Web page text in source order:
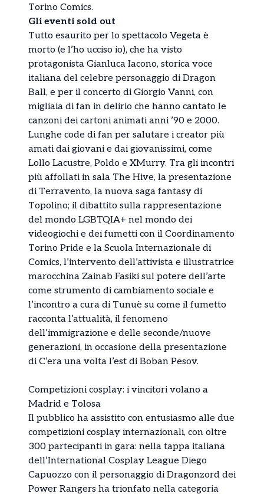
Torino Comics.
Gli eventi sold out
Tutto esaurito per lo spettacolo Vegeta è
morto (e l’ho ucciso io), che ha visto
protagonista Gianluca Iacono, storica voce
italiana del celebre personaggio di Dragon
Ball, e per il concerto di Giorgio Vanni, con
migliaia di fan in delirio che hanno cantato le
canzoni dei cartoni animati anni ’90 e 2000.
Lunghe code di fan per salutare i creator più
amati dai giovani e dai giovanissimi, come
Lollo Lacustre, Poldo e XMurry. Tra gli incontri
più affollati in sala The Hive, la presentazione
di Terravento, la nuova saga fantasy di
Topolino; il dibattito sulla rappresentazione
del mondo LGBTQIA+ nel mondo dei
videogiochi e dei fumetti con il Coordinamento
Torino Pride e la Scuola Internazionale di
Comics, l’intervento dell’attivista e illustratrice
marocchina Zainab Fasiki sul potere dell’arte
come strumento di cambiamento sociale e
l’incontro a cura di Tunuè su come il fumetto
racconta l’attualità, il fenomeno
dell’immigrazione e delle seconde/nuove
generazioni, in occasione della presentazione
di C’era una volta l’est di Boban Pesov.
Competizioni cosplay: i vincitori volano a
Madrid e Tolosa
Il pubblico ha assistito con entusiasmo alle due
competizioni cosplay internazionali, con oltre
300 partecipanti in gara: nella tappa italiana
dell’International Cosplay League Diego
Capuozzo con il personaggio di Dragonzord dei
Power Rangers ha trionfato nella categoria